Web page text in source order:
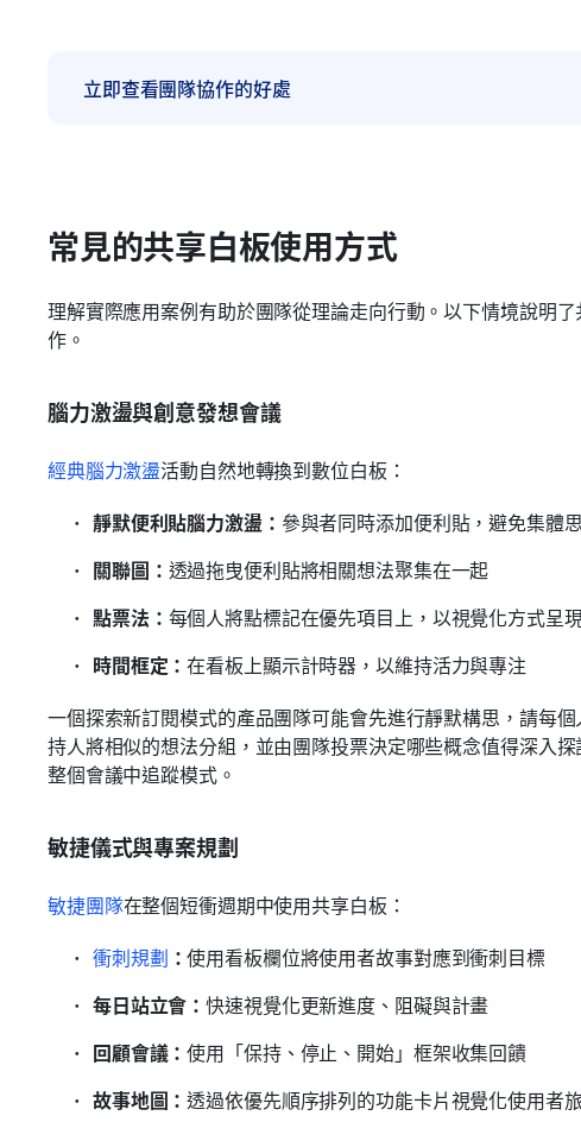
立即查看團隊協作的好處
常見的共享白板使用方式
理解實際應用案例有助於團隊從理論走向行動。以下情境說明
作。
腦力激盪與創意發想會議
經典腦力激盪活動自然地轉換到數位白板：
靜默便利貼腦力激盪： 參與者同時添加便利貼，避免集體
關聯圖： 透過拖曳便利貼將相關想法聚集在一起
點票法： 每個人將點標記在優先項目上，以視覺化方式呈
時間框定：在看板上顯示計時器，以維持活力與專注
一個探索新訂閱模式的產品團隊可能會先進行靜默構思，請每
持人將相似的想法分組，並由團隊投票決定哪些概念值得深入
整個會議中追蹤模式。
敏捷儀式與專案規劃
敏捷團隊在整個短衝週期中使用共享白板：
衝刺規劃 ：使用看板欄位將使用者故事對應到衝刺目標
每日站立會：快速視覺化更新進度、阻礙與計畫
回顧會議：使用「保持、停止、開始」框架收集回饋
故事地圖：透過依優先順序排列的功能卡片視覺化使用者